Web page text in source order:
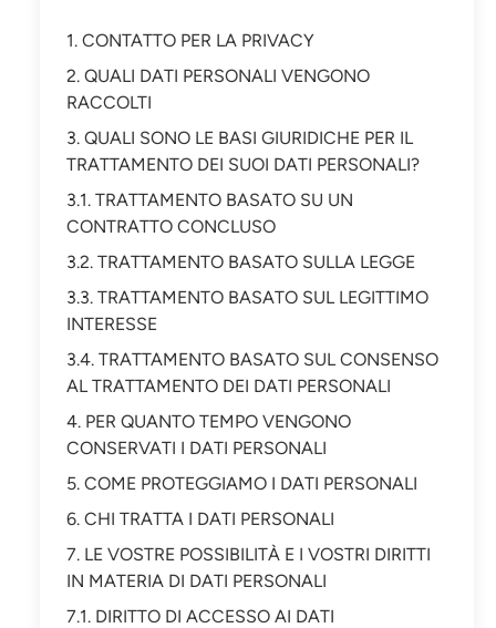
1. CONTATTO PER LA PRIVACY
2. QUALI DATI PERSONALI VENGONO
RACCOLTI
3. QUALI SONO LE BASI GIURIDICHE PER IL
TRATTAMENTO DEI SUOI DATI PERSONALI?
3.1. TRATTAMENTO BASATO SU UN
CONTRATTO CONCLUSO
3.2. TRATTAMENTO BASATO SULLA LEGGE
3.3. TRATTAMENTO BASATO SUL LEGITTIMO
INTERESSE
3.4. TRATTAMENTO BASATO SUL CONSENSO
AL TRATTAMENTO DEI DATI PERSONALI
4. PER QUANTO TEMPO VENGONO
CONSERVATI I DATI PERSONALI
5. COME PROTEGGIAMO I DATI PERSONALI
6. CHI TRATTA I DATI PERSONALI
7. LE VOSTRE POSSIBILITÀ E I VOSTRI DIRITTI
IN MATERIA DI DATI PERSONALI
7.1. DIRITTO DI ACCESSO AI DATI